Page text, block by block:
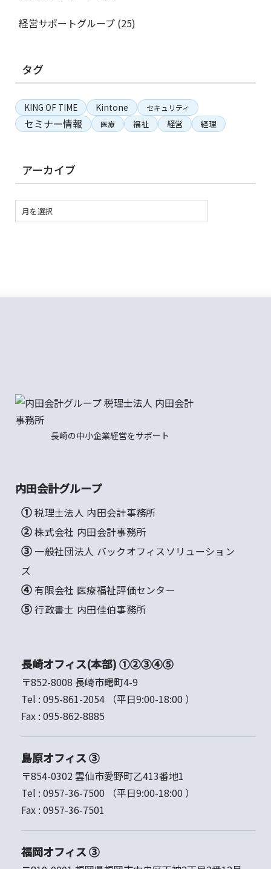
経営サポートグループ (25)
タグ
KING OF TIME Kintone セキュリティ
セミナー情報 医療 福祉 経営 経理
アーカイブ
長崎の中小企業経営をサポート
内田会計グループ
① 税理士法人 内田会計事務所
② 株式会社 内田会計事務所
③ 一般社団法人 バックオフィスソリューション
ズ
④ 有限会社 医療福祉評価センター
⑤ 行政書士 内田佳伯事務所
長崎オフィス(本部) ①②③④⑤
〒852-8008 長崎市曙町4-9
Tel : 095-861-2054
（平日9:00-18:00 ）
Fax : 095-862-8885
島原オフィス ③
〒854-0302 雲仙市愛野町乙413番地1
Tel : 0957-36-7500
（平日9:00-18:00 ）
Fax : 0957-36-7501
福岡オフィス ③